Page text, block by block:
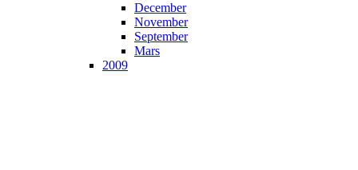
December
November
September
Mars
2009